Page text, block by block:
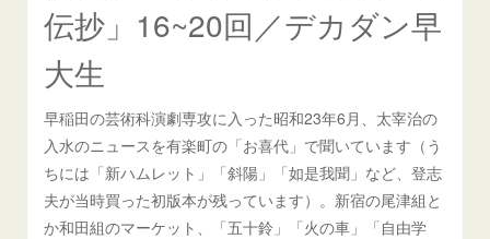
伝抄」16~20回／デカダン早
大生
早稲田の芸術科演劇専攻に入った昭和23年6月、太宰治の
入水のニュースを有楽町の「お喜代」で聞いています（う
ちには「新ハムレット」「斜陽」「如是我聞」など、登志
夫が当時買った初版本が残っています）。新宿の尾津組と
か和田組のマーケット、「五十鈴」「火の車」「自由学